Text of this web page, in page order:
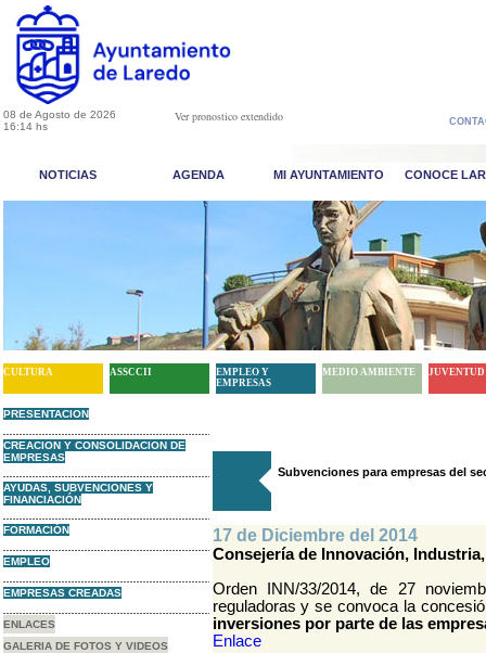
08 de Agosto de 2026
16:14 hs
Ver pronostico extendido
NOTICIAS AGENDA MI AYUNTAMIENTO CONOCE
CULTURA ASSCCII
EMPLEO Y
EMPRESAS
MEDIO AMBIENTE JUVENTUD
PRESENTACION
CREACION Y CONSOLIDACION DE
EMPRESAS
AYUDAS, SUBVENCIONES Y
FINANCIACIÓN
FORMACIÓN
EMPLEO
EMPRESAS CREADAS
ENLACES
GALERIA DE FOTOS Y VIDEOS
Subvenciones para empresas del
17 de Diciembre del 2014
Consejería de Innovación,
Orden INN/33/2014, de 27
reguladoras y se convoca la
inversiones por parte de las
Enlace